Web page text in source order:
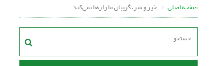
صفحه اصلی خیر و شر، گریبان ما را رها نمی‌کند